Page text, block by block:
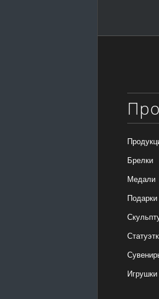
Брелки
Медали
Подарки
Игрушки